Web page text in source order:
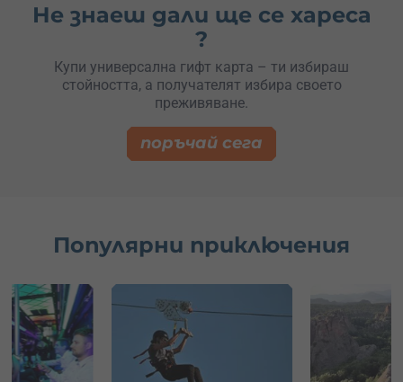
Не знаеш дали ще се хареса
?
Купи универсална гифт карта – ти избираш
стойността, а получателят избира своето
преживяване.
поръчай сега
Популярни приключения